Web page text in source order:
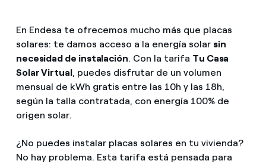
En Endesa te ofrecemos mucho más que placas
solares: te damos acceso a la energía solar sin
necesidad de instalación. Con la tarifa Tu Casa
Solar Virtual, puedes disfrutar de un volumen
mensual de kWh gratis entre las 10h y las 18h,
según la talla contratada, con energía 100% de
origen solar.
¿No puedes instalar placas solares en tu vivienda?
No hay problema. Esta tarifa está pensada para